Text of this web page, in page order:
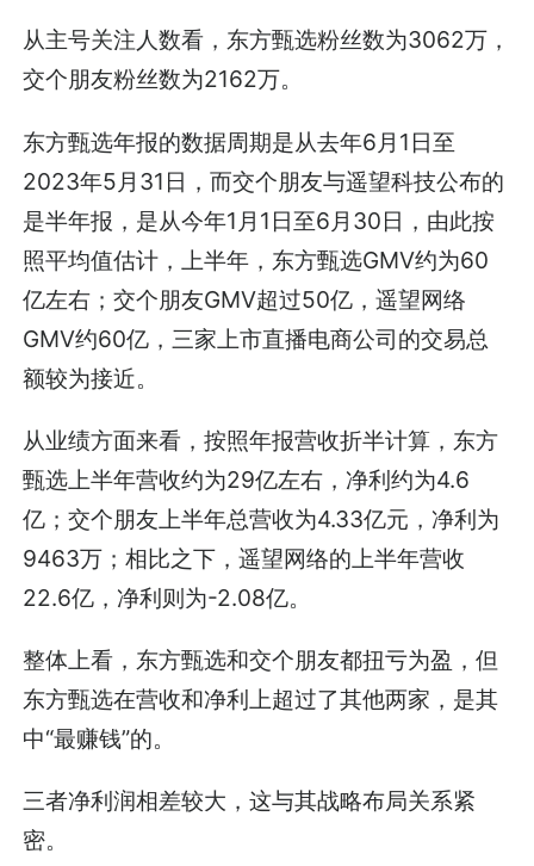
从主号关注人数看，东方甄选粉丝数为3062万，
交个朋友粉丝数为2162万。
东方甄选年报的数据周期是从去年6月1日至
2023年5月31日，而交个朋友与遥望科技公布的
是半年报，是从今年1月1日至6月30日，由此按
照平均值估计，上半年，东方甄选GMV约为60
亿左右；交个朋友GMV超过50亿，遥望网络
GMV约60亿，三家上市直播电商公司的交易总
额较为接近。
从业绩方面来看，按照年报营收折半计算，东方
甄选上半年营收约为29亿左右，净利约为4.6
亿；交个朋友上半年总营收为4.33亿元，净利为
9463万；相比之下，遥望网络的上半年营收
22.6亿，净利则为-2.08亿。
整体上看，东方甄选和交个朋友都扭亏为盈，但
东方甄选在营收和净利上超过了其他两家，是其
中“最赚钱”的。
三者净利润相差较大，这与其战略布局关系紧
密。